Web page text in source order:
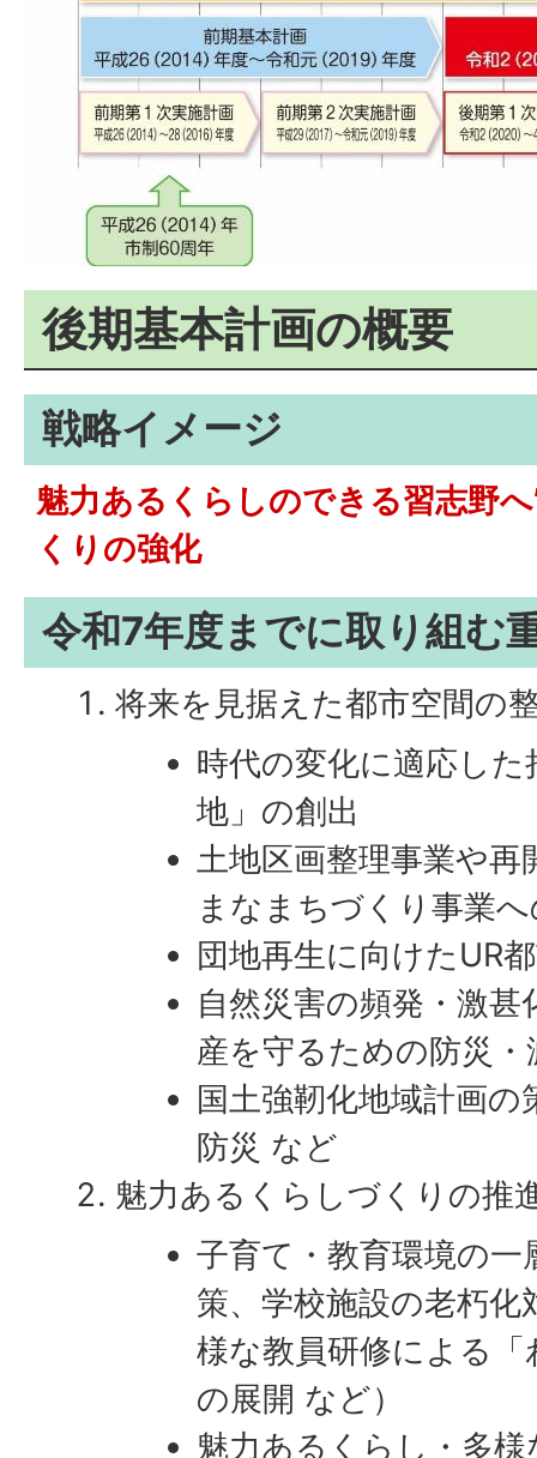
後期基本計画の概要
戦略イメージ
魅力あるくらしのできる習志野
くりの強化
令和7年度までに取り組む
将来を見据えた都市空間の
時代の変化に適応し
地」の創出
土地区画整理事業や
まなまちづくり事業
団地再生に向けたUR
自然災害の頻発・激
産を守るための防災
国土強靭化地域計画
防災 など
魅力あるくらしづくりの推
子育て・教育環境の
策、学校施設の老朽化
様な教員研修による
の展開 など）
魅力あるくらし・多